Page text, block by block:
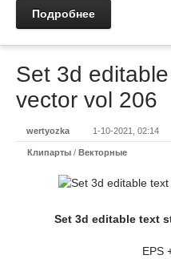
Подробнее
Set 3d
vector vol 206
wertyozka 1-10-2021, 02:14
Клипарты / Векторные
Set 3d editable text
EPS